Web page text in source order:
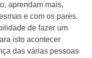
aprendam mais,
e com os pares.
de fazer um
isto acontecer
das várias pessoas